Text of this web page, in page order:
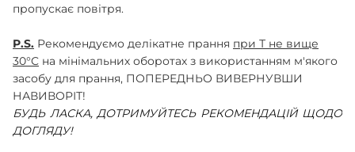
пропускає повітря.
P.S. Рекомендуємо делікатне прання при Т не вище
30°C на мінімальних оборотах з використанням м'якого
засобу для прання, ПОПЕРЕДНЬО ВИВЕРНУВШИ
НАВИВОРІТ!
БУДЬ ЛАСКА, ДОТРИМУЙТЕСЬ РЕКОМЕНДАЦІЙ ЩОДО
ДОГЛЯДУ!